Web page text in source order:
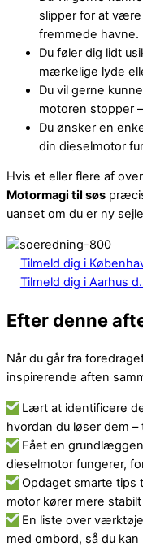
slipper for at
fremmede havne.
Du føler dig lidt
mærkelige lyde
Du vil gerne
motoren stopper
Du ønsker en
din dieselmotor
Hvis et eller flere af
Motormagi til søs
uanset om du er ny
Tilmeld dig i
Tilmeld dig i Aarhus
Efter denne
Når du går fra
inspirerende aften
Lært at identificere
hvordan du løser dem –
Fået en
dieselmotor fungerer,
Opdaget smarte tips
motor kører mere
En liste over
med ombord, så du